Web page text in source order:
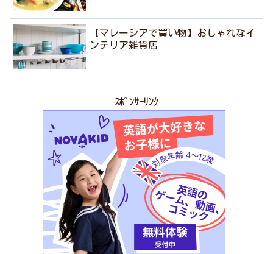
【マレーシアで買い物】おしゃれなイ
ンテリア雑貨店
ｽﾎﾟﾝｻｰﾘﾝｸ